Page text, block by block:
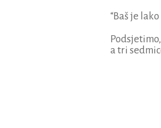
“Baš je
a tri